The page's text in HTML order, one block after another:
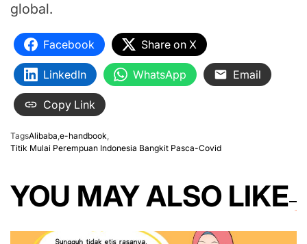
global.
Facebook Share on X
LinkedIn WhatsApp Email
Copy Link
TagsAlibaba,e-handbook,
Titik Mulai Perempuan Indonesia Bangkit Pasca-Covid
YOU MAY ALSO LIKE